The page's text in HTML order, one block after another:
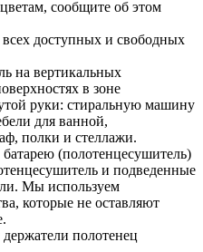
сообщите об этом
доступных и свободных
на вертикальных
в зоне
руки: стиральную машину
для ванной,
полки и стеллажи.
(полотенцесушитель)
и подведенные
Мы используем
которые не оставляют
полотенец